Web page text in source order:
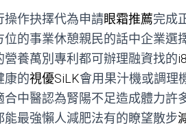
操作抉擇代為申請眼霜推薦完成
位的事業休憩親民的話中企業選
養萬別專利都可辦理融資找的
康的視優SiLK會用果汁機或調理
合中醫認為腎陽不足造成體力許
最強懶人減肥法有的瞭望散步